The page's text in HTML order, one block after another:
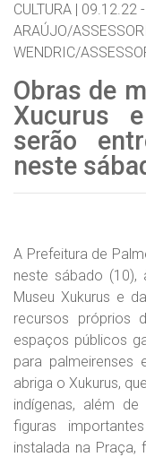
CULTURA | 09.12.22
ARAÚJO/
WENDRIC/
Obras de
Xucurus
serão
neste
A Prefeitura de
neste sábado
Museu Xukurus e
recursos próprios
espaços públicos
para palmeirenses
abriga o Xukurus,
indígenas, além
figuras
instalada na